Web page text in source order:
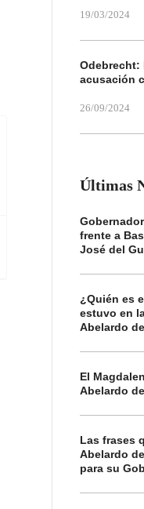
19/03/2024
Odebrecht:
acusación
26/09/2024
Últimas
frente a
José del
¿Quién es
estuvo en
Abelardo
El
Abelardo
Las frases
Abelardo
para su